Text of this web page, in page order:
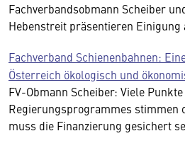
Fachverbandsobmann Scheiber
Hebenstreit präsentieren Einigung
Fachverband Schienenbahnen:
Österreich ökologisch und
FV-Obmann Scheiber: Viele
Regierungsprogrammes stimmen
muss die Finanzierung gesichert